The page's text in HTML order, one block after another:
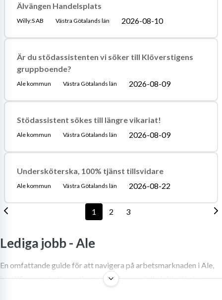
Älvängen Handelsplats
Willy:S AB Västra Götalands län 2026-08-10
Är du stödassistenten vi söker till Klöverstigens
gruppboende?
Ale kommun Västra Götalands län 2026-08-09
Stödassistent sökes till längre vikariat!
Ale kommun Västra Götalands län 2026-08-09
Undersköterska, 100% tjänst tillsvidare
Ale kommun Västra Götalands län 2026-08-22
1 2 3
Lediga jobb -Ale
En omfattande guide för att navigera på arbetsmarknaden i Ale,
identifiera nyckelbranscher och lyckas med din jobbsökning.